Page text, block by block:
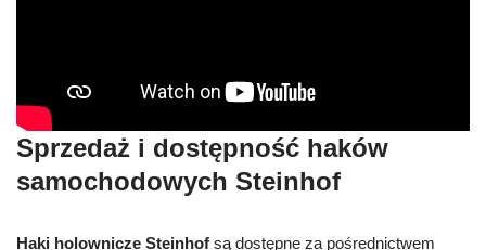
Sprzedaż i dostępność haków
samochodowych Steinhof
Haki holownicze Steinhof są dostępne za pośrednictwem